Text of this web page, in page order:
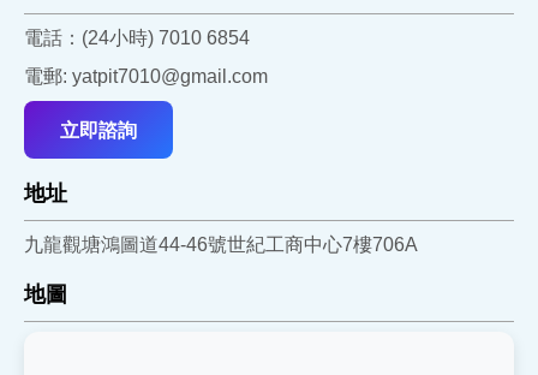
電話：(24小時) 7010 6854
電郵: yatpit7010@gmail.com
立即諮詢
地址
九龍觀塘鴻圖道44-46號世紀工商中心7樓706A
地圖